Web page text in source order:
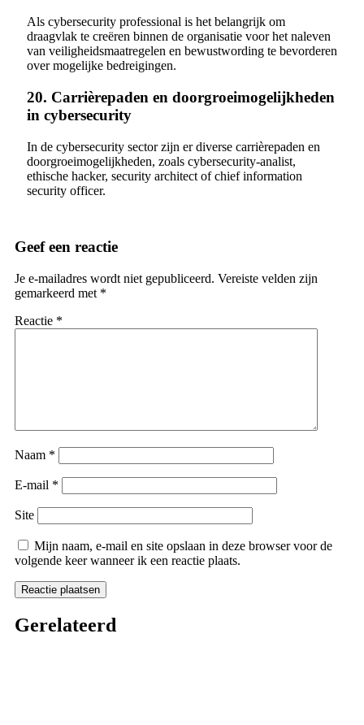
Als cybersecurity professional is het belangrijk om
draagvlak te creëren binnen de organisatie voor het naleven
van veiligheidsmaatregelen en bewustwording te bevorderen
over mogelijke bedreigingen.
20. Carrièrepaden en doorgroeimogelijkheden
in cybersecurity
In de cybersecurity sector zijn er diverse carrièrepaden en
doorgroeimogelijkheden, zoals cybersecurity-analist,
ethische hacker, security architect of chief information
security officer.
Geef een reactie
Je e-mailadres wordt niet gepubliceerd. Vereiste velden zijn
gemarkeerd met *
Reactie *
Naam *
E-mail *
Site
Mijn naam, e-mail en site opslaan in deze browser voor de
volgende keer wanneer ik een reactie plaats.
Gerelateerd